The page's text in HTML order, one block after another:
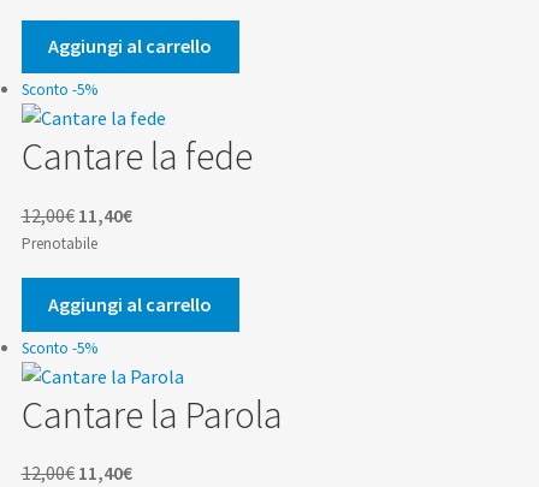
originale
era:
12,00€.
attuale
è:
11,40€.
Aggiungi al carrello
Sconto -5%
Cantare la fede
12,00€ Il
prezzo
originale
era:
12,00€.
11,40€Il
attuale
è:
11,40€.
Prenotabile
Aggiungi al carrello
Sconto -5%
Cantare la Parola
12,00€ Il
11,40€Il